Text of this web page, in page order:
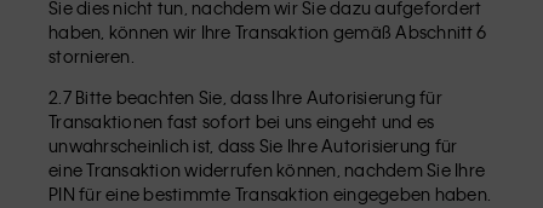
Sie dies nicht tun, nachdem wir Sie dazu aufgefordert
haben, können wir Ihre Transaktion gemäß Abschnitt 6
stornieren.
2.7 Bitte beachten Sie, dass Ihre Autorisierung für
Transaktionen fast sofort bei uns eingeht und es
unwahrscheinlich ist, dass Sie Ihre Autorisierung für
eine Transaktion widerrufen können, nachdem Sie Ihre
PIN für eine bestimmte Transaktion eingegeben haben.